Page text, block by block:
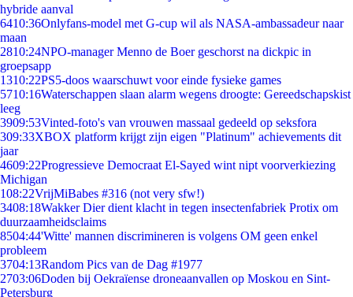
hybride aanval
6410:36Onlyfans-model met G-cup wil als NASA-ambassadeur naar
maan
2810:24NPO-manager Menno de Boer geschorst na dickpic in
groepsapp
1310:22PS5-doos waarschuwt voor einde fysieke games
5710:16Waterschappen slaan alarm wegens droogte: Gereedschapskist
leeg
3909:53Vinted-foto's van vrouwen massaal gedeeld op seksfora
309:33XBOX platform krijgt zijn eigen "Platinum" achievements dit
jaar
4609:22Progressieve Democraat El-Sayed wint nipt voorverkiezing
Michigan
108:22VrijMiBabes #316 (not very sfw!)
3408:18Wakker Dier dient klacht in tegen insectenfabriek Protix om
duurzaamheidsclaims
8504:44'Witte' mannen discrimineren is volgens OM geen enkel
probleem
3704:13Random Pics van de Dag #1977
2703:06Doden bij Oekraïense droneaanvallen op Moskou en Sint-
Petersburg